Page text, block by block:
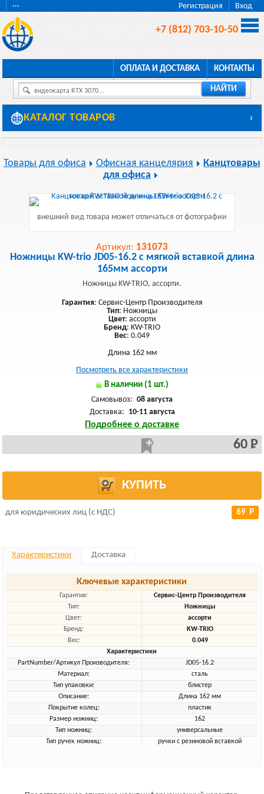
Регистрация Вход
···
+7 (812) 703-10-50
ОПЛАТА И ДОСТАВКА КОНТАКТЫ
видеокарта RTX 3070... НАЙТИ
КАТАЛОГ ТОВАРОВ ›
Товары для офиса Офисная канцелярия
Канцтовары
для офиса
внешний вид товара может отличаться от фотографии
Артикул: 131073
Ножницы KW-trio JD05-16.2 с мягкой вставкой длина
165мм ассорти
Ножницы KW-TRIO, ассорти.
Гарантия: Сервис-Центр Производителя
Тип: Ножницы
Цвет: ассорти
Бренд: KW-TRIO
Вес: 0.049
Длина 162 мм
Посмотреть все характеристики
В наличии (1 шт.)
Самовывоз: 08 августа
Доставка: 10-11 августа
Подробнее о доставке
60 Р
КУПИТЬ
для юридических лиц (с НДС) 69 Р
Характеристики Доставка
Ключевые характеристики
Гарантия:
Сервис-Центр Производителя
Тип:
Ножницы
Цвет:
ассорти
Бренд:
KW-TRIO
Вес:
0.049
Характеристики
PartNumber/Артикул Производителя:
JD05-16.2
Материал:
сталь
Тип упаковки:
блистер
Описание:
Длина 162 мм
Покрытие колец:
пластик
Размер ножниц:
162
Тип ножниц:
универсальные
Тип ручек ножниц:
ручки с резиновой вставкой